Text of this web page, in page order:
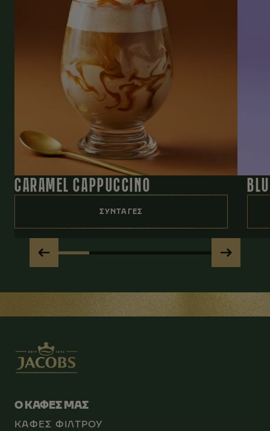
CARAMEL CAPPUCCINO
ΣΥΝΤΑΓΕΣ
Ο ΚΑΦΕΣ ΜΑΣ
ΚΑΦΕΣ ΦΙΛΤΡΟΥ